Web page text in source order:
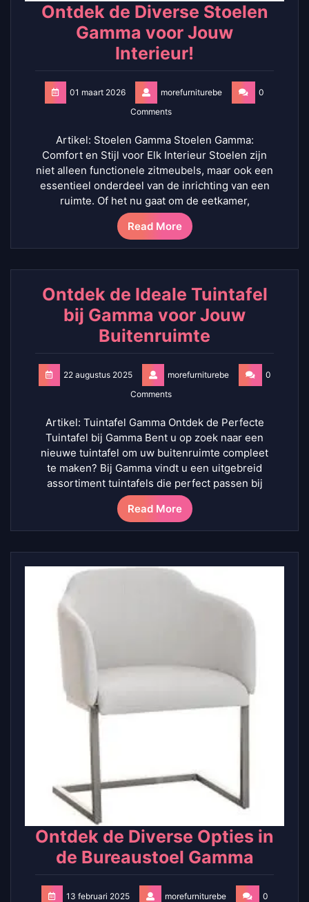
Ontdek de Diverse Stoelen
Gamma voor Jouw
Interieur!
01 maart 2026 morefurniturebe
0
Comments
Artikel: Stoelen Gamma Stoelen Gamma:
Comfort en Stijl voor Elk Interieur Stoelen zijn
niet alleen functionele zitmeubels, maar ook een
essentieel onderdeel van de inrichting van een
ruimte. Of het nu gaat om de eetkamer,
Read More
Ontdek de Ideale Tuintafel
bij Gamma voor Jouw
Buitenruimte
22 augustus 2025 morefurniturebe
0
Comments
Artikel: Tuintafel Gamma Ontdek de Perfecte
Tuintafel bij Gamma Bent u op zoek naar een
nieuwe tuintafel om uw buitenruimte compleet
te maken? Bij Gamma vindt u een uitgebreid
assortiment tuintafels die perfect passen bij
Read More
Ontdek de Diverse Opties in
de Bureaustoel Gamma
13 februari 2025 morefurniturebe 0